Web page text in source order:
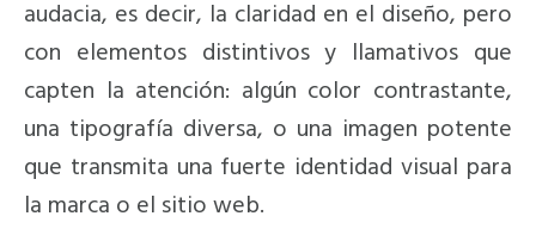
audacia, es decir, la claridad en el diseño, pero
con elementos distintivos y llamativos que
capten la atención: algún color contrastante,
una tipografía diversa, o una imagen potente
que transmita una fuerte identidad visual para
la marca o el sitio web.